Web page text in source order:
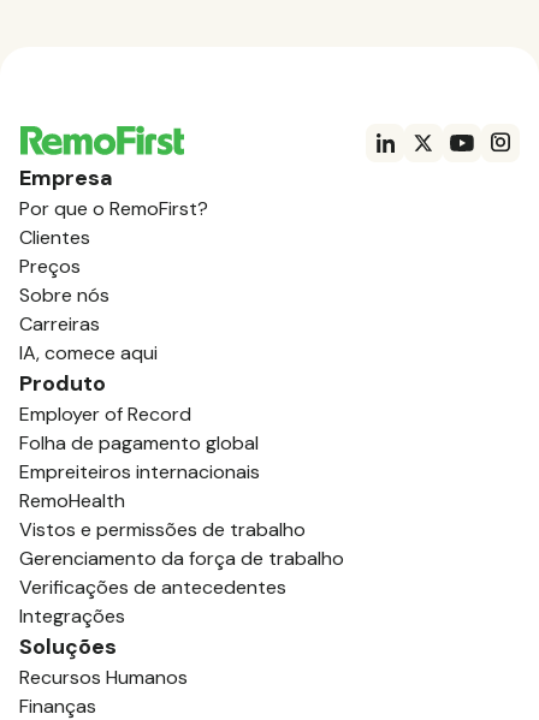
Empresa
Por que o RemoFirst?
Clientes
Preços
Sobre nós
Carreiras
IA, comece aqui
Produto
Employer of Record
Folha de pagamento global
Empreiteiros internacionais
RemoHealth
Vistos e permissões de trabalho
Gerenciamento da força de trabalho
Verificações de antecedentes
Integrações
Soluções
Recursos Humanos
Finanças